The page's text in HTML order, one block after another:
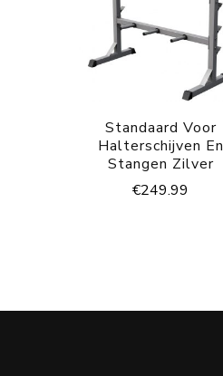
Standaard Voor
Halterschijven En
Stangen Zilver
€249.99